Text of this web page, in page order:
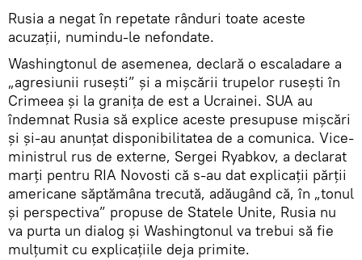
Rusia a negat în repetate rânduri toate aceste
acuzații, numindu-le nefondate.
Washingtonul de asemenea, declară o escaladare a
„agresiunii rusești” și a mișcării trupelor rusești în
Crimeea și la granița de est a Ucrainei. SUA au
îndemnat Rusia să explice aceste presupuse mișcări
și și-au anunțat disponibilitatea de a comunica. Vice-
ministrul rus de externe, Sergei Ryabkov, a declarat
marți pentru RIA Novosti că s-au dat explicații părții
americane săptămâna trecută, adăugând că, în „tonul
și perspectiva” propuse de Statele Unite, Rusia nu
va purta un dialog și Washingtonul va trebui să fie
mulțumit cu explicațiile deja primite.